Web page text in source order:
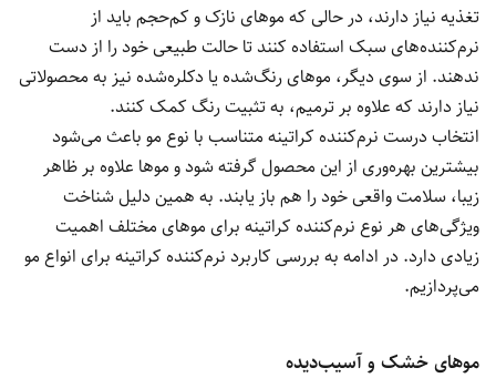
تغذیه نیاز دارند، در حالی که موهای نازک و کم‌حجم باید از
نرم‌کننده‌های سبک استفاده کنند تا حالت طبیعی خود را از دست
ندهند. از سوی دیگر، موهای رنگ‌شده یا دکلره‌شده نیز به محصولاتی
نیاز دارند که علاوه بر ترمیم، به تثبیت رنگ کمک کنند.
انتخاب درست نرم‌کننده کراتینه متناسب با نوع مو باعث می‌شود
بیشترین بهره‌وری از این محصول گرفته شود و موها علاوه بر ظاهر
زیبا، سلامت واقعی خود را هم باز یابند. به همین دلیل شناخت
ویژگی‌های هر نوع نرم‌کننده کراتینه برای موهای مختلف اهمیت
زیادی دارد. در ادامه به بررسی کاربرد نرم‌کننده کراتینه برای انواع مو
می‌پردازیم.
موهای خشک و آسیب‌دیده